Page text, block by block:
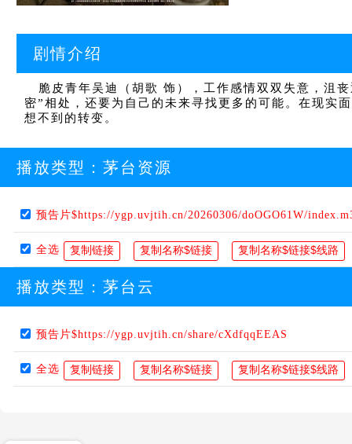
剧情介绍
脆皮青年吴迪（胡歌 饰），工作感情双双失意，沮
密”相处，还要为自己的未来寻找更多的可能。在现实
想不到的转变。
播放类型： 茅台资源
预告片$https://ygp.uvjtih.cn/20260306/doOGO61W/
全选
播放类型： 茅台云
预告片$https://ygp.uvjtih.cn/share/cXdfqqEEAS
全选